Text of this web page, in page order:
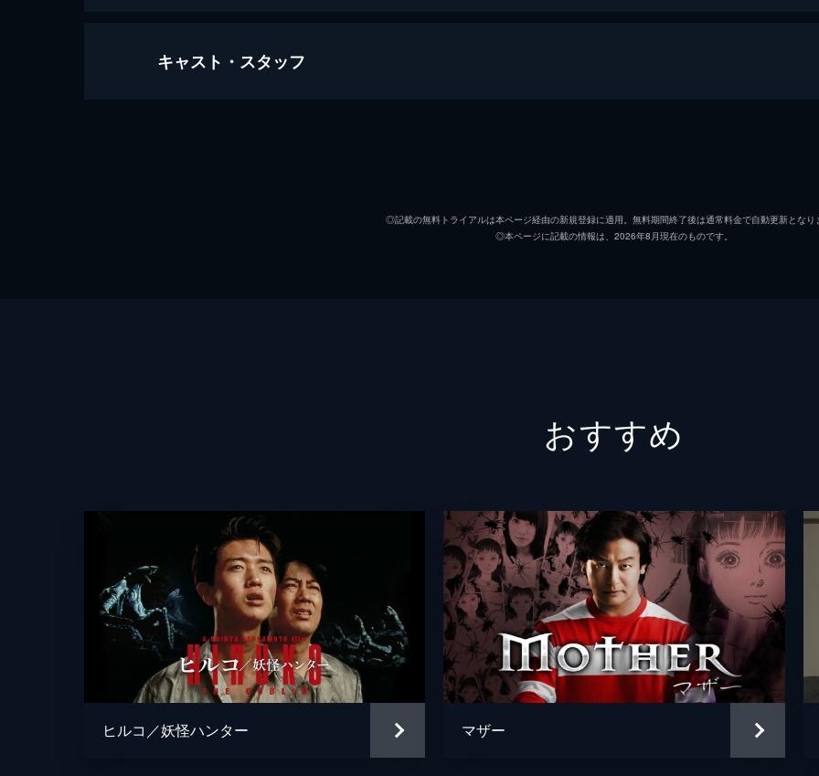
ミステイクン
キャスト・スタッフ
宮崎吐夢
大橋未歩
ラサール石井
草野仁
監督 伊藤隆行
脚本 堀田延
◎記載の無料トライアルは本ページ経由の新規登録に適用。無料期間終了後は通常料金で自動更新となり
◎本ページに記載の情報は、2026年8月現在のものです。
おすすめ
ヒルコ／妖怪ハンター マザー